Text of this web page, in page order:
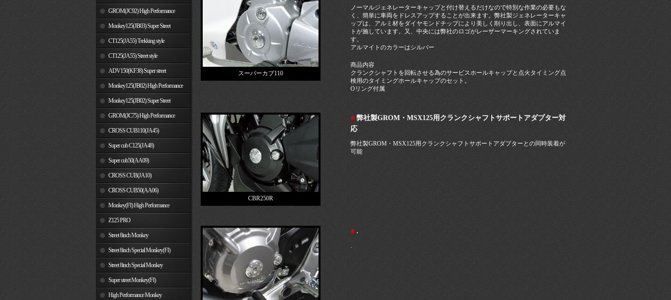
GROM(JC92) High Performance
Monkey125(JB03) Super Street
CT125(JA55) Trekking style
CT125(JA55) Street style
ADV150(KF38) Super street
Monkey125(JB02) High Performance
Monkey125(JB02) Super Street
GROM(JC75) High Performance
CROSS CUB110(JA45)
Super cub C125(JA48)
Super cub50(AA09)
CROSS CUB(JA10)
CROSS CUB50(AA06)
Monkey(FI) High Performance
Z125 PRO
Street 8inch Monkey
Street 8inch Special Monkey(FI)
Street 8inch Special Monkey
Super street Monkey(FI)
High Performance Monkey
スーパーカブ110
ノーマルジェネレーターキャップと付け替えるだけなので特別な作業の必要もな
く、簡単に車両をドレスアップすることが出来ます。弊社製ジェネレーターキャ
ップは、アルミ材をダイヤモンドチップにより美しく削り出し、表面にアルマイ
トが施しています。又、中央には弊社のロゴがレーザーマーキングされていま
す。
アルマイトのカラーはシルバー
商品内容
クランクシャフトを回転させる為のサービスホールキャップと点火タイミング点
検用のタイミングホールキャップのセット。
Oリング付属
CBR250R
■ 弊社製GROM・MSX125用クランクシャフトサポートアダプター対
応
弊社製GROM・MSX125用クランクシャフトサポートアダプターとの同時装着が
可能
■ .
.